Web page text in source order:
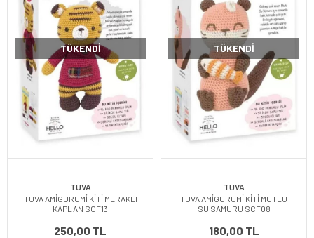
TÜKENDI
TUVA
TUVA AMİGURUMİ KİTİ MERAKLI
KAPLAN SCF13
250,00 TL
TÜKENDI
TUVA
TUVA AMİGURUMİ KİTİ MUTLU
SU SAMURU SCF08
180,00 TL